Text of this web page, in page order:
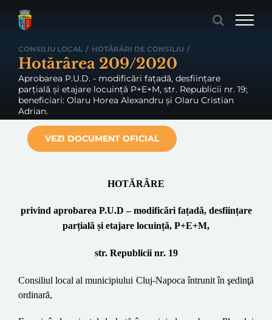
CONSILIU LOCAL / HOTĂRÂRI DE CONSILIU /
Hotărârea 209/2020
Aprobarea P.U.D. - modificări fațadă, desființare
parțială și etajare locuință P+E+M, str. Republicii nr. 19;
beneficiari: Olaru Horea Alexandru și Olaru Cristian
Adrian.
VEZI DOCUMENT OFICIAL
HOTĂRÂRE
privind aprobarea P.U.D –modificări fațadă, desființare
parțială și etajare locuință, P+E+M,
str. Republicii nr. 19
Consiliul local al municipiului Cluj-Napoca întrunit în şedinţă
ordinară,